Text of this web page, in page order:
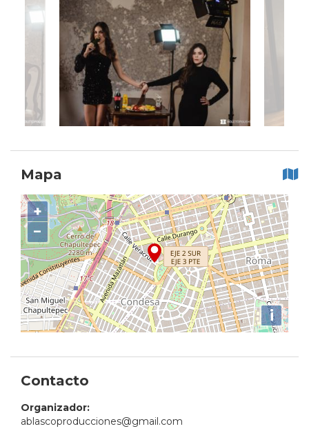
Mapa
+
−
i
Contacto
Organizador:
ablascoproducciones@gmail.com